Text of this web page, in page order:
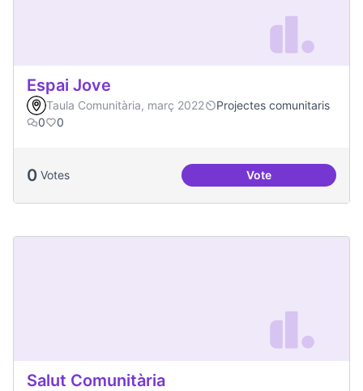
Espai Jove
Taula Comunitària, març 2022
Projectes comunitaris
0
0
0 Votes VoteEspai Jove
Salut Comunitària